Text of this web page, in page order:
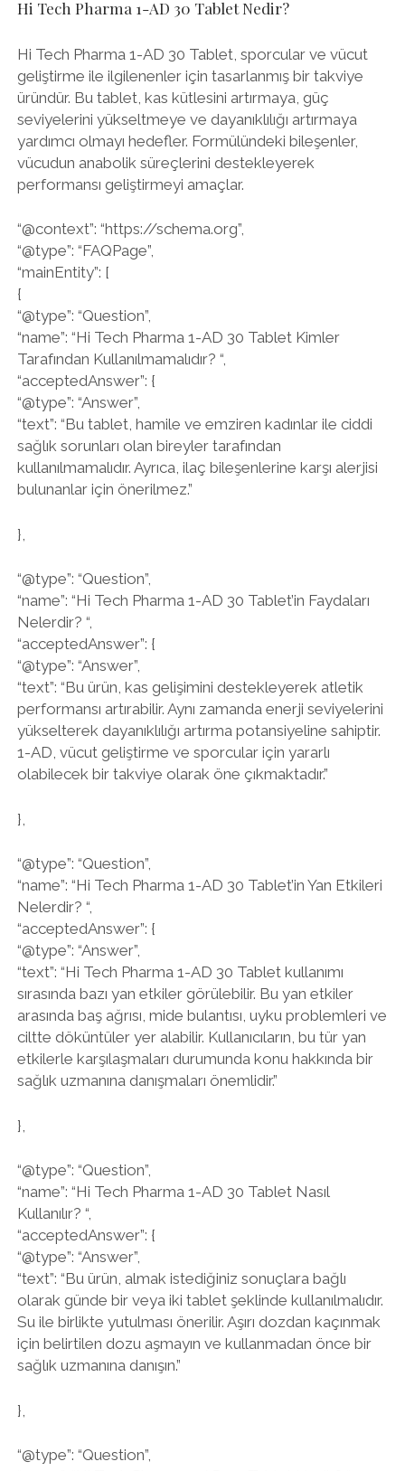
Hi Tech Pharma 1-AD 30 Tablet Nedir?
Hi Tech Pharma 1-AD 30 Tablet, sporcular ve vücut
geliştirme ile ilgilenenler için tasarlanmış bir takviye
üründür. Bu tablet, kas kütlesini artırmaya, güç
seviyelerini yükseltmeye ve dayanıklılığı artırmaya
yardımcı olmayı hedefler. Formülündeki bileşenler,
vücudun anabolik süreçlerini destekleyerek
performansı geliştirmeyi amaçlar.
“@context”: “https://schema.org”,
“@type”: “FAQPage”,
“mainEntity”: [
{
“@type”: “Question”,
“name”: “Hi Tech Pharma 1-AD 30 Tablet Kimler
Tarafından Kullanılmamalıdır? “,
“acceptedAnswer”: {
“@type”: “Answer”,
“text”: “Bu tablet, hamile ve emziren kadınlar ile ciddi
sağlık sorunları olan bireyler tarafından
kullanılmamalıdır. Ayrıca, ilaç bileşenlerine karşı alerjisi
bulunanlar için önerilmez.”
},
“@type”: “Question”,
“name”: “Hi Tech Pharma 1-AD 30 Tablet’in Faydaları
Nelerdir? “,
“acceptedAnswer”: {
“@type”: “Answer”,
“text”: “Bu ürün, kas gelişimini destekleyerek atletik
performansı artırabilir. Aynı zamanda enerji seviyelerini
yükselterek dayanıklılığı artırma potansiyeline sahiptir.
1-AD, vücut geliştirme ve sporcular için yararlı
olabilecek bir takviye olarak öne çıkmaktadır.”
},
“@type”: “Question”,
“name”: “Hi Tech Pharma 1-AD 30 Tablet’in Yan Etkileri
Nelerdir? “,
“acceptedAnswer”: {
“@type”: “Answer”,
“text”: “Hi Tech Pharma 1-AD 30 Tablet kullanımı
sırasında bazı yan etkiler görülebilir. Bu yan etkiler
arasında baş ağrısı, mide bulantısı, uyku problemleri ve
ciltte döküntüler yer alabilir. Kullanıcıların, bu tür yan
etkilerle karşılaşmaları durumunda konu hakkında bir
sağlık uzmanına danışmaları önemlidir.”
},
“@type”: “Question”,
“name”: “Hi Tech Pharma 1-AD 30 Tablet Nasıl
Kullanılır? “,
“acceptedAnswer”: {
“@type”: “Answer”,
“text”: “Bu ürün, almak istediğiniz sonuçlara bağlı
olarak günde bir veya iki tablet şeklinde kullanılmalıdır.
Su ile birlikte yutulması önerilir. Aşırı dozdan kaçınmak
için belirtilen dozu aşmayın ve kullanmadan önce bir
sağlık uzmanına danışın.”
},
“@type”: “Question”,